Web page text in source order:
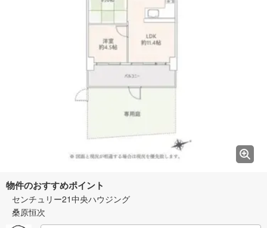
物件のおすすめポイント
センチュリー21中央ハウジング
桑原恒次